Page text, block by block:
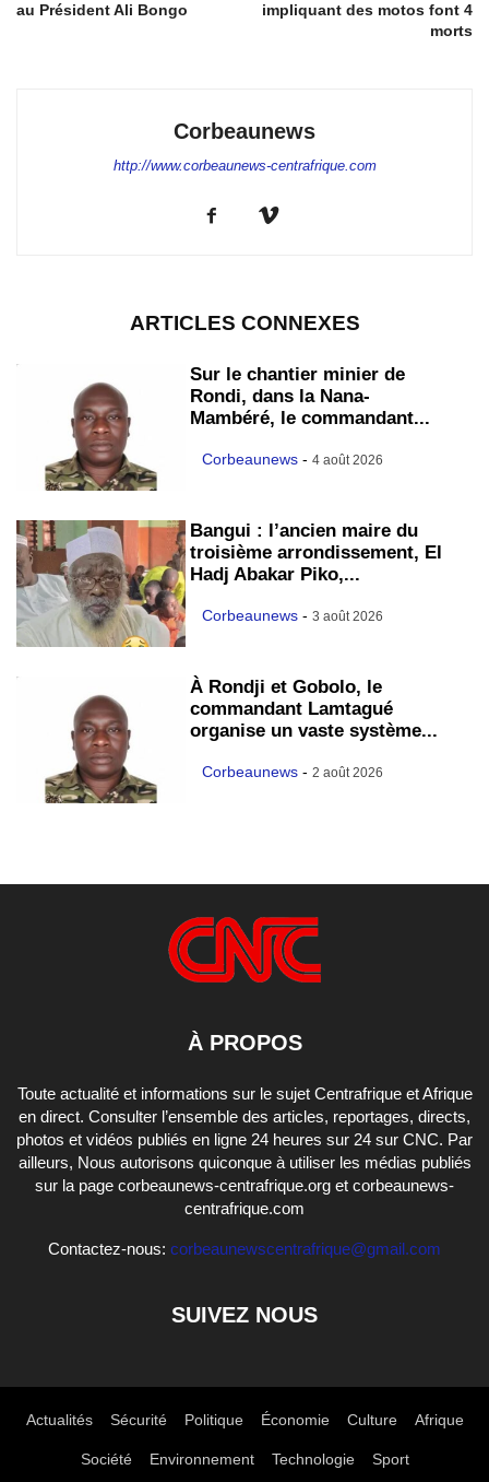
au Président Ali Bongo
impliquant des motos font 4
morts
Corbeaunews
http://www.corbeaunews-centrafrique.com
ARTICLES CONNEXES
Sur le chantier minier de
Rondi, dans la Nana-
Mambéré, le commandant...
Corbeaunews - 4 août 2026
Bangui : l’ancien maire du
troisième arrondissement, El
Hadj Abakar Piko,...
Corbeaunews - 3 août 2026
À Rondji et Gobolo, le
commandant Lamtagué
organise un vaste système...
Corbeaunews - 2 août 2026
À PROPOS
Toute actualité et informations sur le sujet Centrafrique et Afrique
en direct. Consulter l’ensemble des articles, reportages, directs,
photos et vidéos publiés en ligne 24 heures sur 24 sur CNC. Par
ailleurs, Nous autorisons quiconque à utiliser les médias publiés
sur la page corbeaunews-centrafrique.org et corbeaunews-
centrafrique.com
Contactez-nous: corbeaunewscentrafrique@gmail.com
SUIVEZ NOUS
Actualités Sécurité Politique Économie Culture Afrique
Société Environnement Technologie Sport